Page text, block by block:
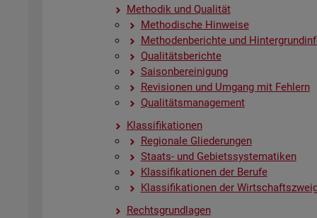
Me­tho­dik und Qua­li­tät
Me­tho­di­sche Hin­wei­se
Me­tho­den­be­rich­te und
Qua­li­täts­be­rich­te
Sai­son­be­rei­ni­gung
Re­vi­sio­nen und Um­gang mit Feh­lern
Qua­li­täts­ma­nage­ment
Klas­si­fi­ka­tio­nen
Re­gio­na­le Glie­de­run­gen
Staats- und Ge­biets­sys­te­ma­ti­ken
Klas­si­fi­ka­tio­nen der Be­ru­fe
Klas­si­fi­ka­tio­nen der
Rechts­grund­la­gen